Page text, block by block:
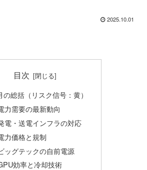
2025.10.01
目次
の総括（リスク信号：黄）
力需要の最新動向
電・送電インフラの対応
力価格と規制
ッグテックの自前電源
効率と冷却技術